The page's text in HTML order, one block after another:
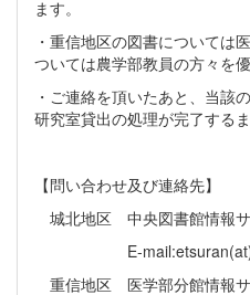
ます。
・重信地区の図書については
ついては農学部教員の方々を
・ご連絡を頂いたあと、当該
研究室貸出の処理が完了する
【問い合わせ及び連絡先】
城北地区 中央図書館情報
E-
重信地区 医学部分館情報